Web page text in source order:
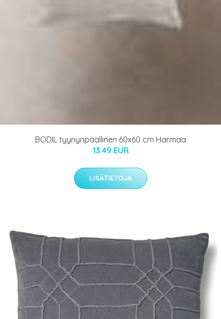
BODIL tyynynpäällinen 60x60 cm Harmaa
13.49 EUR
LISÄTIETOJA